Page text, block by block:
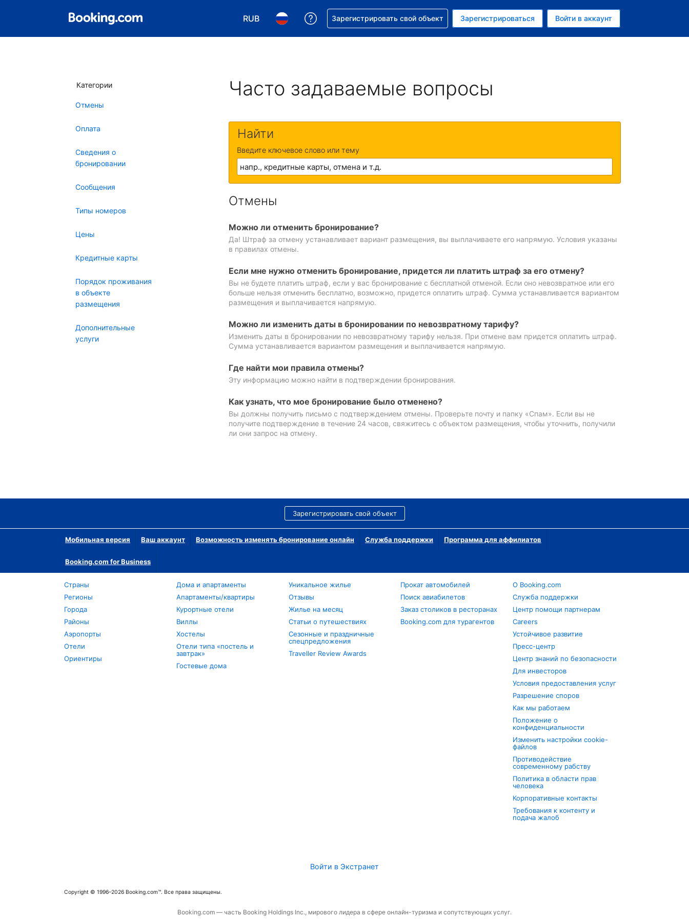
RUB
Выберите валюту. Текущая валюта — Российский рубль
Выберите язык. Текущий язык — На русском
Получите помощь с бронированием
Зарегистрировать свой объект Зарегистрироваться Войти в аккаунт
Категории
Отмены
Оплата
Сведения о
бронировании
Сообщения
Типы номеров
Цены
Кредитные карты
Порядок проживания
в объекте
размещения
Дополнительные
услуги
Часто задаваемые вопросы
Найти
Введите ключевое слово или тему
Отмены
Можно ли отменить бронирование?
Да! Штраф за отмену устанавливает вариант размещения, вы выплачиваете его напрямую. Условия указаны
в правилах отмены.
Если мне нужно отменить бронирование, придется ли платить штраф за его отмену?
Вы не будете платить штраф, если у вас бронирование с бесплатной отменой. Если оно невозвратное или его
больше нельзя отменить бесплатно, возможно, придется оплатить штраф. Сумма устанавливается вариантом
размещения и выплачивается напрямую.
Можно ли изменить даты в бронировании по невозвратному тарифу?
Изменить даты в бронировании по невозвратному тарифу нельзя. При отмене вам придется оплатить штраф.
Сумма устанавливается вариантом размещения и выплачивается напрямую.
Где найти мои правила отмены?
Эту информацию можно найти в подтверждении бронирования.
Как узнать, что мое бронирование было отменено?
Вы должны получить письмо с подтверждением отмены. Проверьте почту и папку «Спам». Если вы не
получите подтверждение в течение 24 часов, свяжитесь с объектом размещения, чтобы уточнить, получили
ли они запрос на отмену.
Зарегистрировать свой объект
Мобильная версия Ваш аккаунт Возможность изменять бронирование онлайн Служба поддержки Программа для аффилиатов
Booking.com for Business
Страны
Регионы
Города
Районы
Аэропорты
Отели
Ориентиры
Дома и апартаменты
Апартаменты/квартиры
Курортные отели
Виллы
Хостелы
Отели типа «постель и
завтрак»
Гостевые дома
Уникальное жилье
Отзывы
Жилье на месяц
Статьи о путешествиях
Сезонные и праздничные
спецпредложения
Traveller Review Awards
Прокат автомобилей
Поиск авиабилетов
Заказ столиков в ресторанах
Booking.com для турагентов
О Booking.com
Служба поддержки
Центр помощи партнерам
Careers
Устойчивое развитие
Пресс-центр
Центр знаний по безопасности
Для инвесторов
Условия предоставления услуг
Разрешение споров
Как мы работаем
Положение о
конфиденциальности
Изменить настройки cookie-
файлов
Противодействие
современному рабству
Политика в области прав
человека
Корпоративные контакты
Требования к контенту и
подача жалоб
Войти в Экстранет
Copyright © 1996–2026 Booking.com™. Все права защищены.
Booking.com — часть Booking Holdings Inc., мирового лидера в сфере онлайн-туризма и сопутствующих услуг.